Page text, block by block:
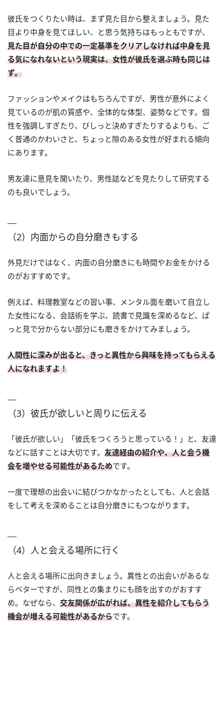
彼氏をつくりたい時は、まず見た目から整えましょう。見た
目より中身を見てほしい、と思う気持ちはもっともですが、
見た目が自分の中での一定基準をクリアしなければ中身を見
る気になれないという現実は、女性が彼氏を選ぶ時も同じは
ず。
ファッションやメイクはもちろんですが、男性が意外によく
見ているのが肌の質感や、全体的な体型、姿勢などです。個
性を強調しすぎたり、びしっと決めすぎたりするよりも、ご
く普通のかわいさと、ちょっと隙のある女性が好まれる傾向
にあります。
男友達に意見を聞いたり、男性誌などを見たりして研究する
のも良いでしょう。
（2）内面からの自分磨きもする
外見だけではなく、内面の自分磨きにも時間やお金をかける
のがおすすめです。
例えば、料理教室などの習い事、メンタル面を磨いて自立し
た女性になる、会話術を学ぶ、読書で見識を深めるなど、ぱ
っと見で分からない部分にも磨きをかけてみましょう。
人間性に深みが出ると、きっと異性から興味を持ってもらえる
人になれますよ！
（3）彼氏が欲しいと周りに伝える
「彼氏が欲しい」「彼氏をつくろうと思っている！」と、友達
などに話すことは大切です。 友達経由の紹介や、人と会う機
会を増やせる可能性があるためです。
一度で理想の出会いに結びつかなかったとしても、人と会話
をして考えを深めることは自分磨きにもつながります。
（4）人と会える場所に行く
人と会える場所に出向きましょう。異性との出会いがあるな
らベターですが、同性との集まりにも顔を出すのがおすす
め。なぜなら、 交友関係が広がれば、異性を紹介してもらう
機会が増える可能性があるからです。